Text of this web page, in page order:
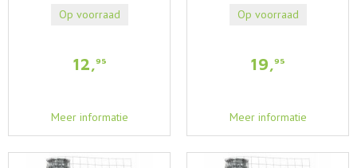
12,95
Meer informatie
Op voorraad
19,95
Meer informatie
Op voorraad